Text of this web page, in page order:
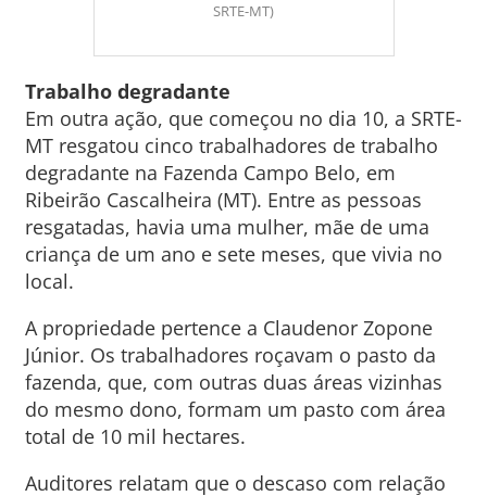
SRTE-MT)
Trabalho degradante
Em outra ação, que começou no dia 10, a SRTE-
MT resgatou cinco trabalhadores de trabalho
degradante na Fazenda Campo Belo, em
Ribeirão Cascalheira (MT). Entre as pessoas
resgatadas, havia uma mulher, mãe de uma
criança de um ano e sete meses, que vivia no
local.
A propriedade pertence a Claudenor Zopone
Júnior. Os trabalhadores roçavam o pasto da
fazenda, que, com outras duas áreas vizinhas
do mesmo dono, formam um pasto com área
total de 10 mil hectares.
Auditores relatam que o descaso com relação